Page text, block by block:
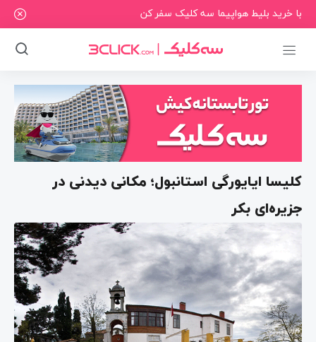
با خرید بلیط هواپیما سه کلیک سفر کن
کلیسا ایایورگی استانبول؛ مکانی دیدنی در
جزیره‌ای بکر